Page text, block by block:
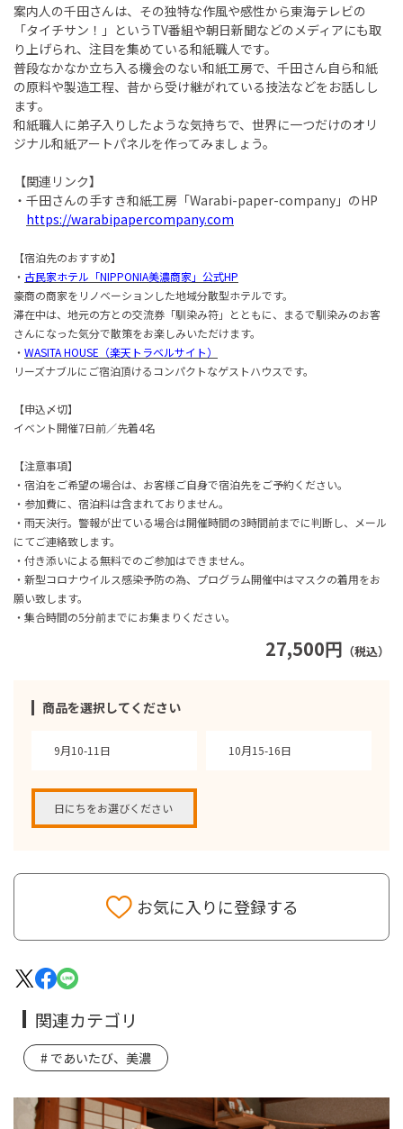
27,500円 （税込）
商品を選択してください
9月10-11日 10月15-16日
日にちをお選びください
案内人の千田さんは、その独特な作風や感性から東海テレビの
「タイチサン！」というTV番組や朝日新聞などのメディアにも取
り上げられ、注目を集めている和紙職人です。
普段なかなか立ち入る機会のない和紙工房で、千田さん自ら和紙
の原料や製造工程、昔から受け継がれている技法などをお話しし
ます。
和紙職人に弟子入りしたような気持ちで、世界に一つだけのオリ
ジナル和紙アートパネルを作ってみましょう。
【関連リンク】
・千田さんの手すき和紙工房「Warabi-paper-company」のHP
https://warabipapercompany.com
【宿泊先のおすすめ】
・ 古民家ホテル「NIPPONIA美濃商家」公式HP
豪商の商家をリノベーションした地域分散型ホテルです。
滞在中は、地元の方との交流券「馴染み符」とともに、まるで馴染みのお客
さんになった気分で散策をお楽しみいただけます。
・ WASITA HOUSE（楽天トラベルサイト）
リーズナブルにご宿泊頂けるコンパクトなゲストハウスです。
【申込〆切】
イベント開催7日前／先着4名
【注意事項】
・宿泊をご希望の場合は、お客様ご自身で宿泊先をご予約ください。
・参加費に、宿泊料は含まれておりません。
・雨天決行。警報が出ている場合は開催時間の3時間前までに判断し、メール
にてご連絡致します。
・付き添いによる無料でのご参加はできません。
・新型コロナウイルス感染予防の為、プログラム開催中はマスクの着用をお
願い致します。
・集合時間の5分前までにお集まりください。
お気に入りに登録する
関連カテゴリ
であいたび、美濃